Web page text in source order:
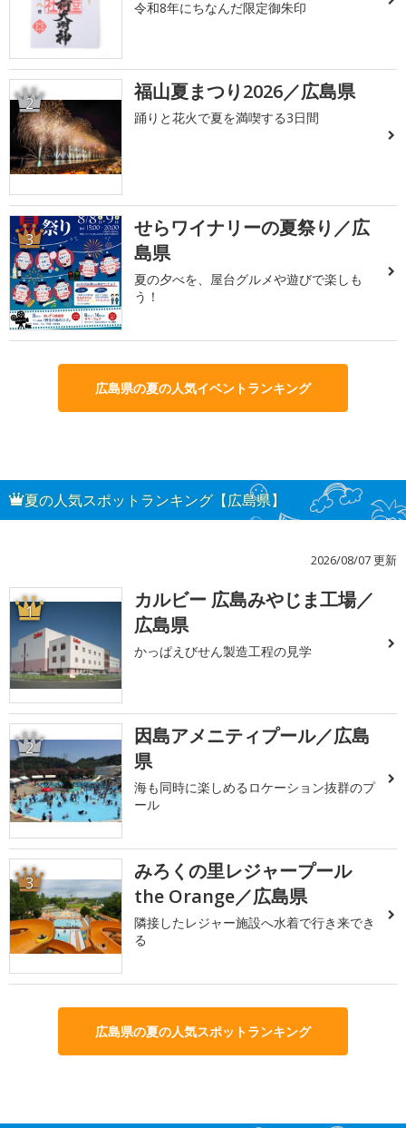
令和8年にちなんだ限定御朱印
2 福山夏まつり2026／広島県
踊りと花火で夏を満喫する3日間
3
せらワイナリーの夏祭り／広
島県
夏の夕べを、屋台グルメや遊びで楽しも
う！
広島県の夏の人気イベントランキング
夏の人気スポットランキング【広島県】
2026/08/07 更新
1
カルビー 広島みやじま工場／
広島県
かっぱえびせん製造工程の見学
2
因島アメニティプール／広島
県
海も同時に楽しめるロケーション抜群のプ
ール
3
みろくの里レジャープール
the Orange／広島県
隣接したレジャー施設へ水着で行き来でき
る
広島県の夏の人気スポットランキング